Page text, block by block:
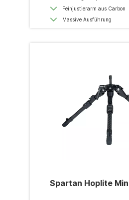
Feinjustierarm aus Carbon
Massive Ausführung
Spartan Hoplite